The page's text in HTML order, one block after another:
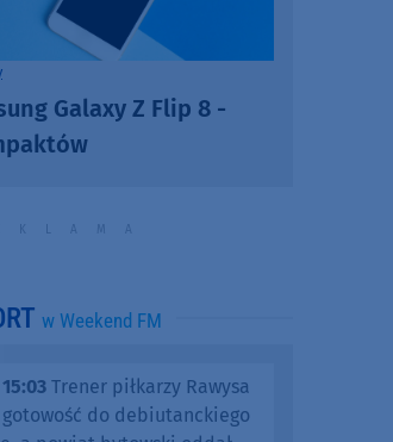
Galaxy Z Flip 8 -
w Weekend FM
15:03 Trener piłkarzy Rawysa
gotowość do debiutanckiego